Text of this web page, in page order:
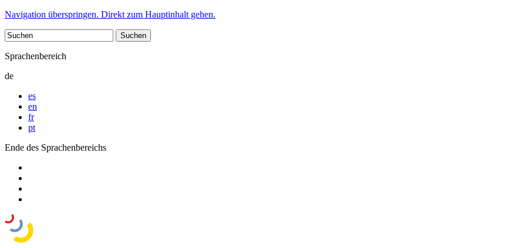
Navigation überspringen. Direkt zum Hauptinhalt gehen.
Sprachenbereich
de
es
en
fr
pt
Ende des Sprachenbereichs